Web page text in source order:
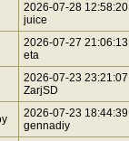
2026-07-28 12:58:20
juice
2026-07-27 21:06:13
eta
2026-07-23 23:21:07
ZarjSD
2026-07-23 18:44:39
gennadiy